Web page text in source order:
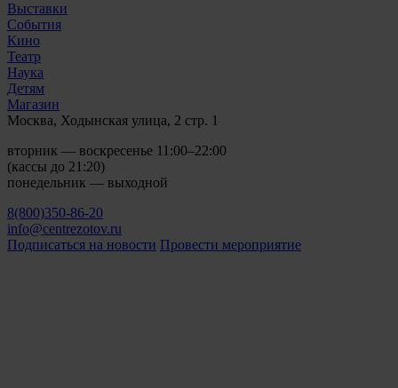
Выставки
События
Кино
Театр
Наука
Детям
Магазин
Москва, Ходынская улица, 2 стр. 1
вторник — воскресенье 11:00–22:00
(кассы до 21:20)
понедельник — выходной
8(800)350-86-20
info@centrezotov.ru
Подписаться на новости Провести мероприятие